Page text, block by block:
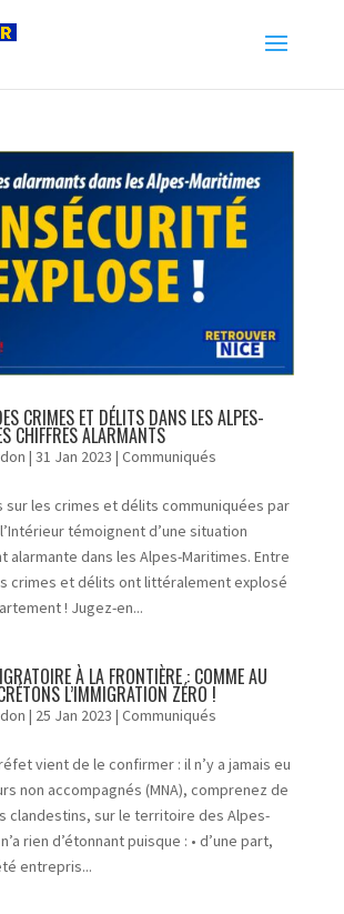
CRIMES ET DÉLITS DANS LES ALPES-
CHIFFRES ALARMANTS
| 31 Jan 2023 | Communiqués
sur les crimes et délits communiquées par
témoignent d’une situation
alarmante dans les Alpes-Maritimes. Entre
crimes et délits ont littéralement explosé
! Jugez-en...
À LA FRONTIÈRE : COMME AU
L’IMMIGRATION ZÉRO !
| 25 Jan 2023 | Communiqués
vient de le confirmer : il n’y a jamais eu
non accompagnés (MNA), comprenez de
clandestins, sur le territoire des Alpes-
rien d’étonnant puisque : • d’une part,
entrepris...